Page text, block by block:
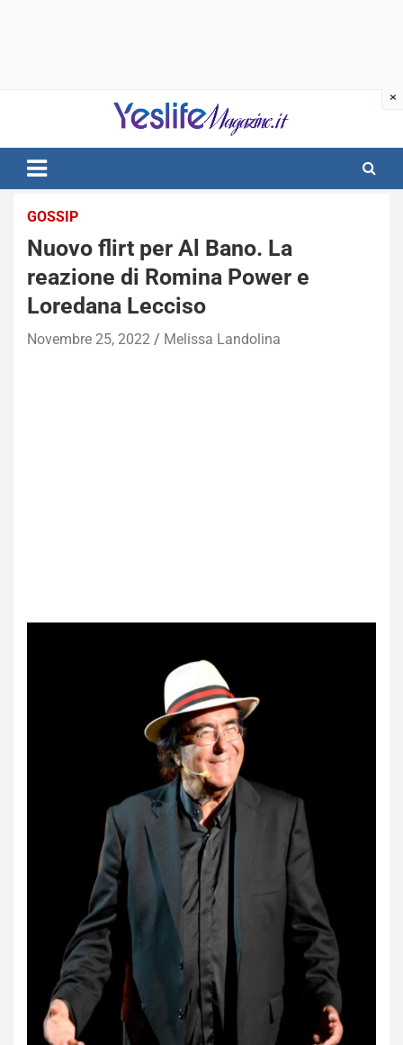
notizie di intrattenimento
GOSSIP
Nuovo flirt per Al Bano. La
reazione di Romina Power e
Loredana Lecciso
Novembre 25, 2022 Melissa Landolina